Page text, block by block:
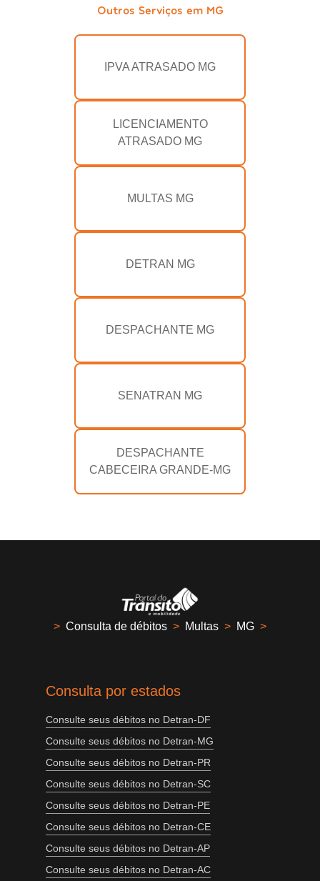
Outros Serviços em MG
IPVA ATRASADO MG
LICENCIAMENTO
ATRASADO MG
MULTAS MG
DETRAN MG
DESPACHANTE MG
SENATRAN MG
DESPACHANTE
CABECEIRA GRANDE-MG
> Consulta de débitos > Multas > MG >
Consulta por estados
Consulte seus débitos no Detran-DF
Consulte seus débitos no Detran-MG
Consulte seus débitos no Detran-PR
Consulte seus débitos no Detran-SC
Consulte seus débitos no Detran-PE
Consulte seus débitos no Detran-CE
Consulte seus débitos no Detran-AP
Consulte seus débitos no Detran-AC